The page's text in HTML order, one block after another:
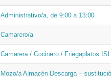
Administrativo/a, de 9:00 a 13:00
Camarero/a
Camarera / Cocinero / Friegaplatos
Mozo/a Almacén Descarga –